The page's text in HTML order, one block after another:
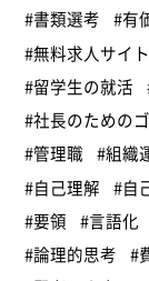
#書類選考
#有
#無料求人サイト
#留学生の就活
#社長のための
#管理職
#組織
#自己理解
#自
#要領
#言語化
#論理的思考
#